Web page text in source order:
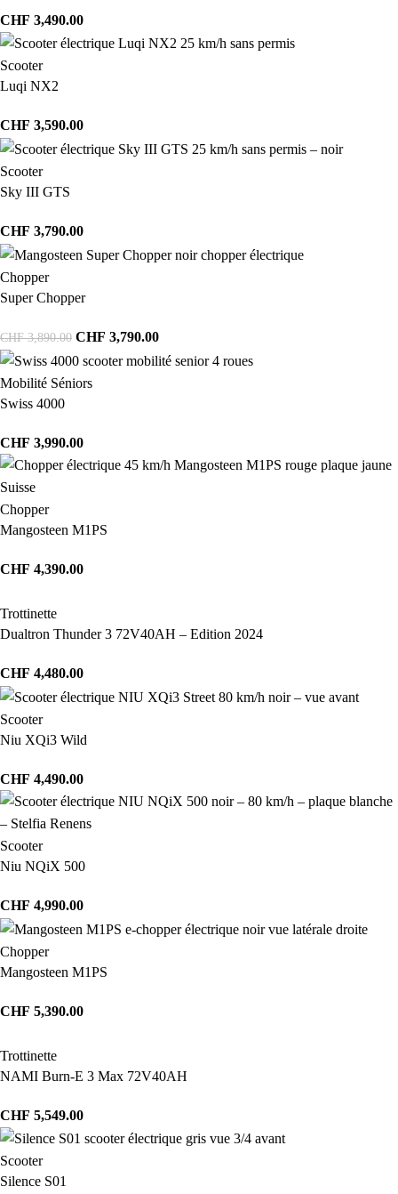
CHF 3,490.00
Scooter
Luqi NX2
CHF 3,590.00
Scooter
Sky III GTS
CHF 3,790.00
Chopper
Super Chopper
CHF3,890.00 CHF 3,790.00
Mobilité Séniors
Swiss 4000
CHF 3,990.00
Chopper
Mangosteen M1PS
CHF 4,390.00
Trottinette
Dualtron Thunder 3 72V40AH – Edition 2024
CHF 4,480.00
Scooter
Niu XQi3 Wild
CHF 4,490.00
Scooter
Niu NQiX 500
CHF 4,990.00
Chopper
Mangosteen M1PS
CHF 5,390.00
Trottinette
NAMI Burn-E 3 Max 72V40AH
CHF 5,549.00
Scooter
Silence S01